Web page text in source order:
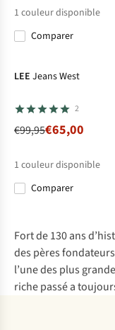
1 couleur disponible
Comparer
LEE Jeans West
2
€99,95€65,00
1 couleur disponible
Comparer
Fort de 130 ans
des pères
l’une des plus
riche passé a